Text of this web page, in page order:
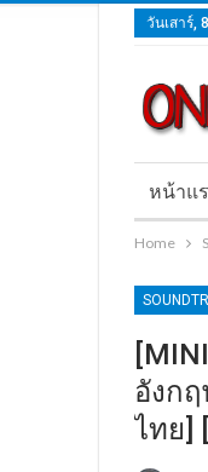
วันเสาร์,
หน้าแ
Home
อังก
ไทย]